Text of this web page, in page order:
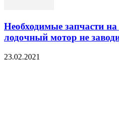
Необходимые запчасти на
лодочный мотор не
23.02.2021